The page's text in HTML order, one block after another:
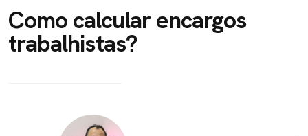
Como calcular encargos
trabalhistas?